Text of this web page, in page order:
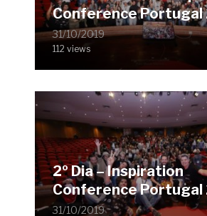
Conference Portugal
31/10/2019
112 views
2º Dia – Inspiration
Conference Portugal
31/10/2019